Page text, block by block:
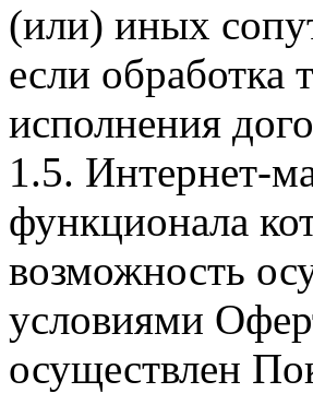
(или) иных
если обработка
исполнения
1.5. Интернет-
функционала
возможность
условиями
осуществлен